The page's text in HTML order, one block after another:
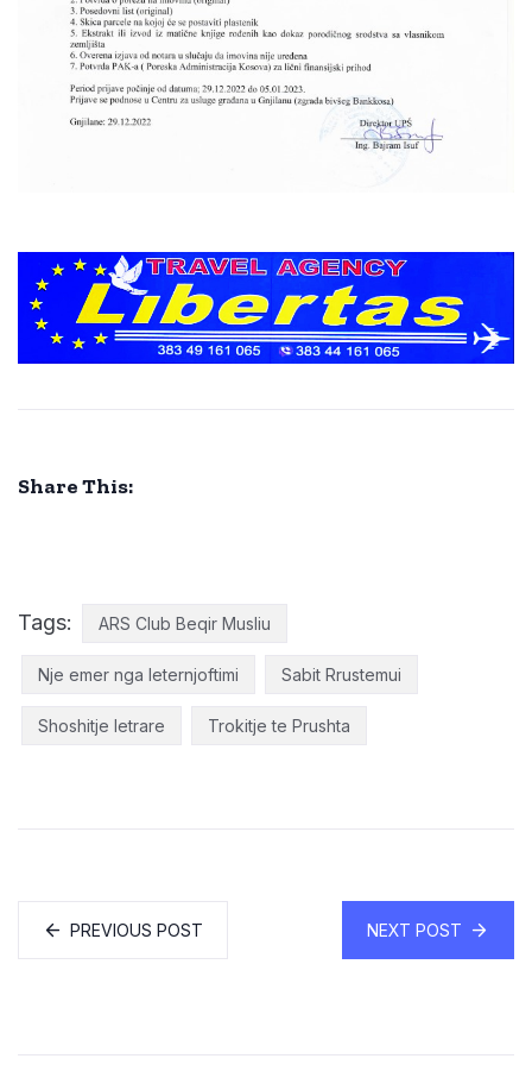
Share This:
Tags: ARS Club Beqir Musliu
Nje emer nga leternjoftimi Sabit Rrustemui
Shoshitje letrare Trokitje te Prushta
PREVIOUS POST NEXT POST